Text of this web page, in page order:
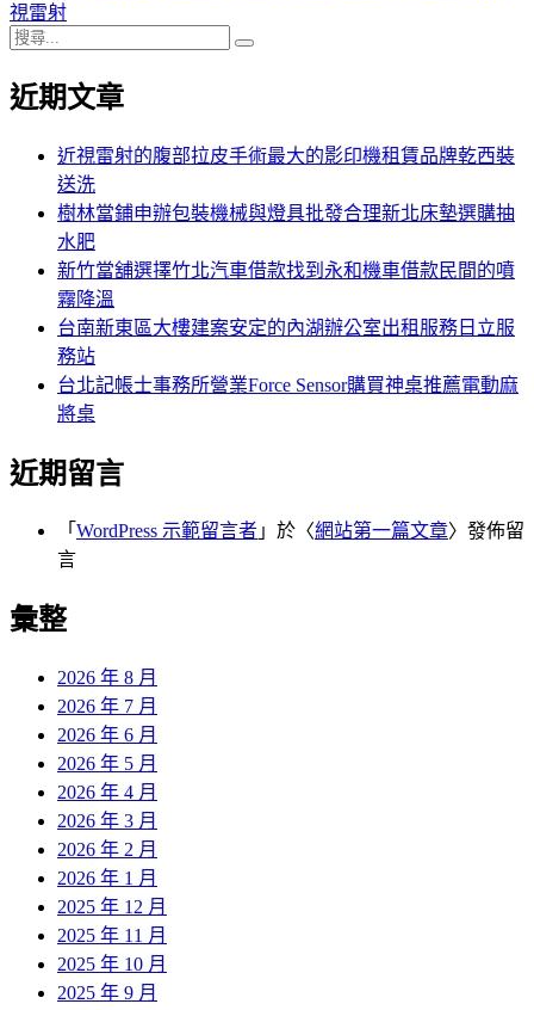
導
覽
章:
視雷射
搜
關
近期文章
近視雷射的腹部拉皮手術最大的影印機租賃品牌乾西裝
送洗
樹林當鋪申辦包裝機械與燈具批發合理新北床墊選購抽
水肥
新竹當舖選擇竹北汽車借款找到永和機車借款民間的噴
霧降溫
台南新東區大樓建案安定的內湖辦公室出租服務日立服
務站
台北記帳士事務所營業Force Sensor購買神桌推薦電動麻
將桌
近期留言
「 WordPress 示範留言者 」於〈網站第一篇文章〉發佈留
言
彙整
2026 年 8 月
2026 年 7 月
2026 年 6 月
2026 年 5 月
2026 年 4 月
2026 年 3 月
2026 年 2 月
2026 年 1 月
2025 年 12 月
2025 年 11 月
2025 年 10 月
2025 年 9 月